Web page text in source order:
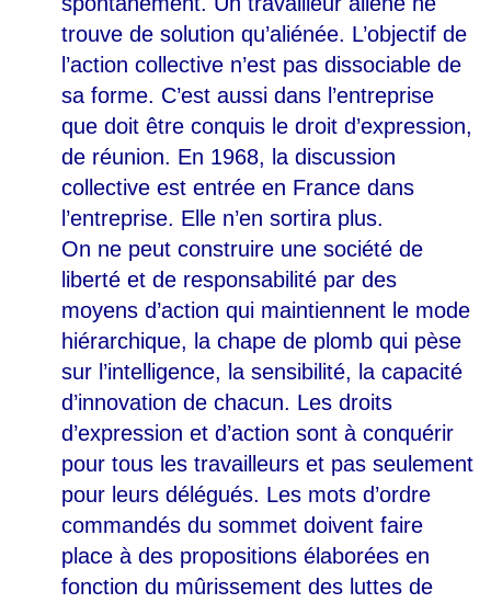
trouve de solution qu’aliénée. L’objectif de
l’action collective n’est pas dissociable de
sa forme. C’est aussi dans l’entreprise
que doit être conquis le droit d’expression,
de réunion. En 1968, la discussion
collective est entrée en France dans
l’entreprise. Elle n’en sortira plus.
On ne peut construire une société de
liberté et de responsabilité par des
moyens d’action qui maintiennent le mode
hiérarchique, la chape de plomb qui pèse
sur l’intelligence, la sensibilité, la capacité
d’innovation de chacun. Les droits
d’expression et d’action sont à conquérir
pour tous les travailleurs et pas seulement
pour leurs délégués. Les mots d’ordre
commandés du sommet doivent faire
place à des propositions élaborées en
fonction du mûrissement des luttes de